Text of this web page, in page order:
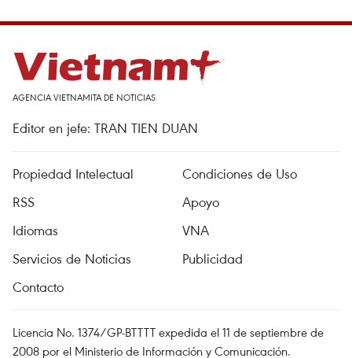
AGENCIA VIETNAMITA DE NOTICIAS
Editor en jefe: TRAN TIEN DUAN
Propiedad Intelectual
Condiciones de Uso
RSS
Apoyo
Idiomas
VNA
Servicios de Noticias
Publicidad
Contacto
Licencia No. 1374/GP-BTTTT expedida el 11 de septiembre de
2008 por el Ministerio de Información y Comunicación.